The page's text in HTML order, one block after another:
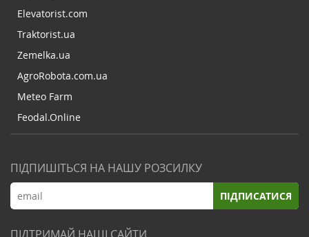
Elevatorist.com
Traktorist.ua
Zemelka.ua
AgroRobota.com.ua
Meteo Farm
Feodal.Online
ПІДПИШІТЬСЯ НА НАШУ РОЗСИЛКУ
ПІДПИСАТИСЯ